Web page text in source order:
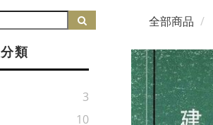
分類
3
10
全部商品